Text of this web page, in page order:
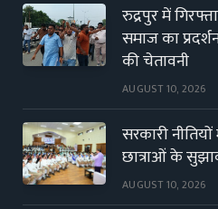
रुद्रपुर में
समाज का
की चेतावनी
AUGUST 10, 2026
सरकारी
छात्राओं के
AUGUST 10, 2026